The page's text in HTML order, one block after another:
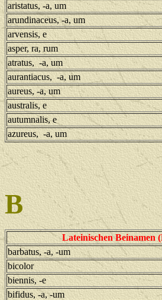
aristatus, -a, um
arundinaceus, -a, um
arvensis, e
asper, ra, rum
atratus, -a, um
aurantiacus, -a, um
aureus, -a, um
australis, e
autumnalis, e
azureus, -a, um
B
Lateinischen Beinamen
barbatus, -a, -um
bicolor
biennis, -e
bifidus, -a, -um